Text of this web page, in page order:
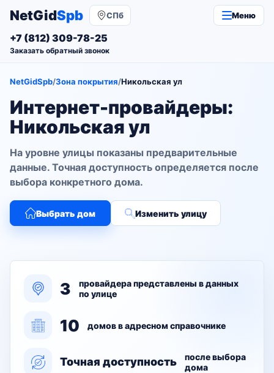
NetGidSpb СПб Меню
+7 (812) 309-78-25
Заказать обратный звонок
NetGidSpb/Зона покрытия/Никольская ул
Интернет-провайдеры:
Никольская ул
На уровне улицы показаны предварительные
данные. Точная доступность определяется после
выбора конкретного дома.
Выбрать дом Изменить улицу
3
провайдера представлены в данных
по улице
10 домов в адресном справочнике
Точная доступность
после выбора
дома